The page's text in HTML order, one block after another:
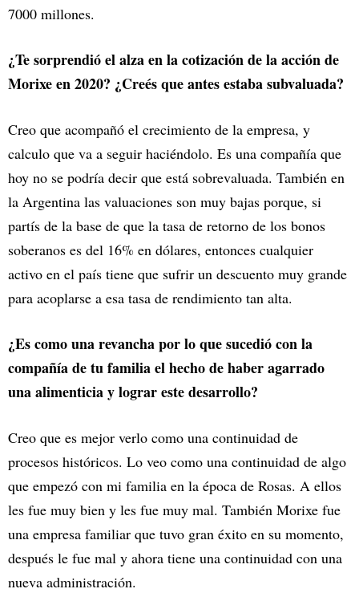
7000 millones.
¿Te sorprendió el alza en la cotización de la acción de
Morixe en 2020? ¿Creés que antes estaba subvaluada?
Creo que acompañó el crecimiento de la empresa, y
calculo que va a seguir haciéndolo. Es una compañía que
hoy no se podría decir que está sobrevaluada. También en
la Argentina las valuaciones son muy bajas porque, si
partís de la base de que la tasa de retorno de los bonos
soberanos es del 16% en dólares, entonces cualquier
activo en el país tiene que sufrir un descuento muy grande
para acoplarse a esa tasa de rendimiento tan alta.
¿Es como una revancha por lo que sucedió con la
compañía de tu familia el hecho de haber agarrado
una alimenticia y lograr este desarrollo?
Creo que es mejor verlo como una continuidad de
procesos históricos. Lo veo como una continuidad de algo
que empezó con mi familia en la época de Rosas. A ellos
les fue muy bien y les fue muy mal. También Morixe fue
una empresa familiar que tuvo gran éxito en su momento,
después le fue mal y ahora tiene una continuidad con una
nueva administración.